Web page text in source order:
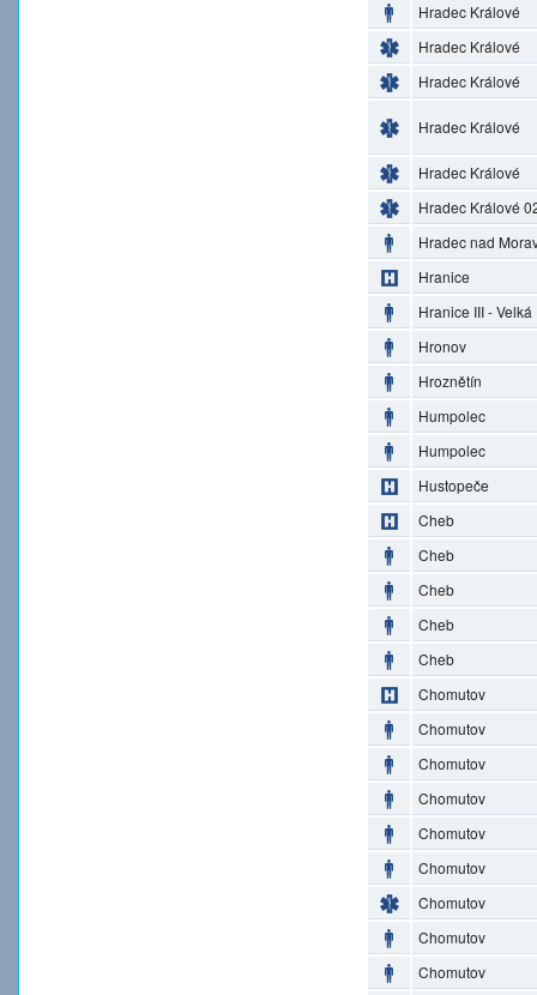
Hradec Králové
Hradec Králové
Hradec Králové
Hradec Králové
Hradec Králové
Hradec Králové
Hradec nad
Hranice
Hranice III - Velká
Hronov
Hroznětín
Humpolec
Humpolec
Hustopeče
Cheb
Cheb
Cheb
Cheb
Cheb
Chomutov
Chomutov
Chomutov
Chomutov
Chomutov
Chomutov
Chomutov
Chomutov
Chomutov